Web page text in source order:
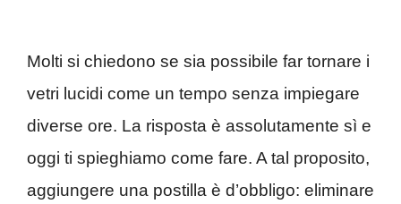
Molti si chiedono se sia possibile far tornare i
vetri lucidi come un tempo senza impiegare
diverse ore. La risposta è assolutamente sì e
oggi ti spieghiamo come fare. A tal proposito,
aggiungere una postilla è d’obbligo: eliminare